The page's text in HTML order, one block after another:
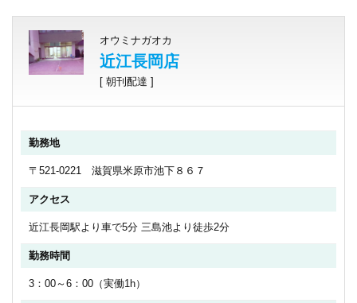
オウミナガオカ
近江長岡店
[ 朝刊配達 ]
勤務地
〒521-0221 滋賀県米原市池下８６７
アクセス
近江長岡駅より車で5分 三島池より徒歩2分
勤務時間
3：00～6：00（実働1h）